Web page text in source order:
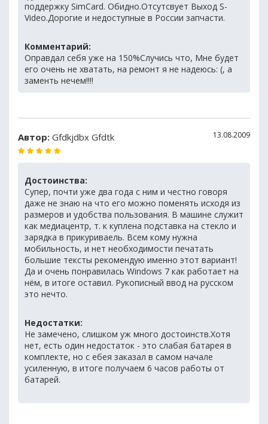
поддержку SimCard. Обидно.Отсутсвует Выход S-
Video.Дорогие и недоступные в России запчасти.
Комментарий:
Оправдал себя уже на 150%Случись что, Мне будет
его очень не хватать, на ремонт я не надеюсь: (, а
заменть нечем!!!!
Автор: Gfdkjdbx Gfdtk 13.08.2009
Достоинства:
Супер, почти уже два года с ним и честно говоря
даже не знаю на что его можно поменять исходя из
размеров и удобства пользования. В машине служит
как медиацентр, т. к куплена подставка на стекло и
зарядка в прикуриваель. Всем кому нужна
мобильность, и нет необходимости печатать
большие тексты рекомендую именно этот вариант!
Да и очень понравилась Windows 7 как работает на
нём, в итоге оставил. Рукописный ввод на русском
это нечто.
Недостатки:
Не замечено, слишком уж много достоинств.Хотя
нет, есть один недостаток - это слабая батарея в
комплекте, но с ебея заказал в самом начале
усиленную, в итоге получаем 6 часов работы от
батарей.